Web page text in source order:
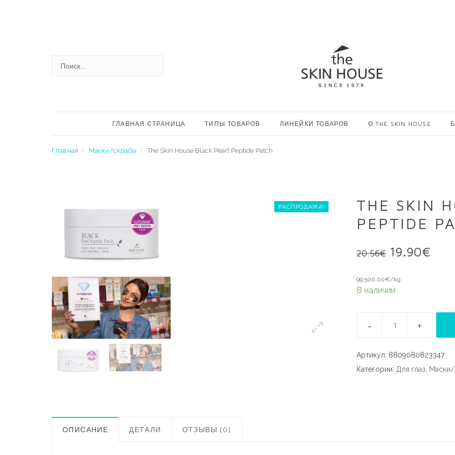
ГЛАВНАЯ СТРАНИЦА ТИПЫ ТОВАРОВ ЛИНЕЙКИ ТОВАРОВ О THE SKIN HOUSE
Главная Маски/скрабы The Skin House Black Pearl Peptide Patch
РАСПРОДАЖА!
THE SKIN
PEPTIDE
20.56€
составляла
20.56€.
19.90€
99,500.00€/kg
В наличии
Артикул: 8809080823347
Категории: Для глаз
ОПИСАНИЕ ДЕТАЛИ ОТЗЫВЫ (0)